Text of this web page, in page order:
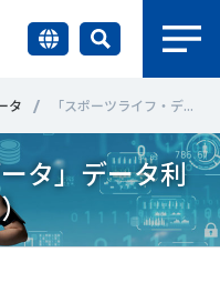
介
究
＃部活動
の身体活動と健康寿命
タ 「スポーツライフ・デ...
タ」データ利